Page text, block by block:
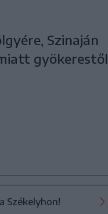
Szinaján
gyökerestől
Székelyhon!